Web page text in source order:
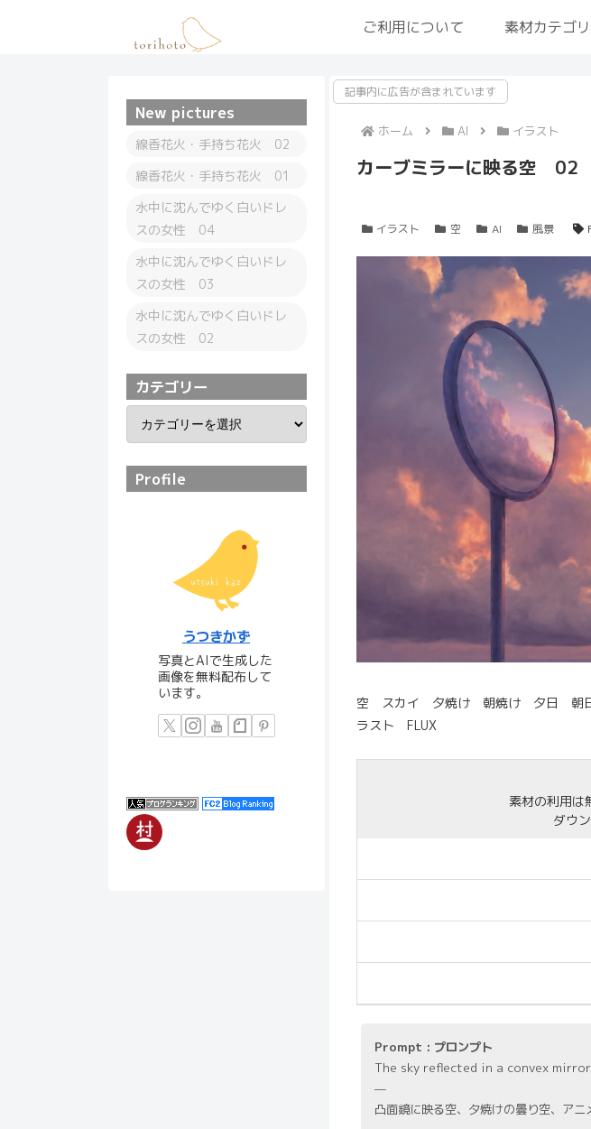
ご利用について 素材カテゴリ
記事内に広告が含まれています
ホーム AI イラスト
カーブミラーに映る空 02
イラスト 空 AI 風景
空 スカイ 夕焼け 朝焼け 夕日 朝
ラスト FLUX
素材の利用は
ダウ
Prompt : プロンプト
The sky reflected in a convex
—
凸面鏡に映る空、夕焼けの曇り空、ア
New pictures
線香花火・手持ち花火 02
線香花火・手持ち花火 01
水中に沈んでゆく白いドレ
スの女性 04
水中に沈んでゆく白いドレ
スの女性 03
水中に沈んでゆく白いドレ
スの女性 02
カテゴリー
Profile
うつきかず
写真とAIで生成した
画像を無料配布して
います。